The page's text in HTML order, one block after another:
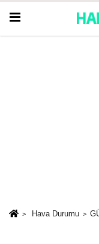
Hava Durumu